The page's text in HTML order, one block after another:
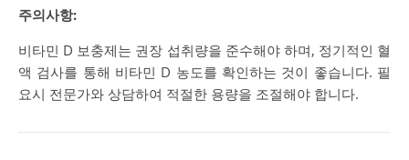
주의사항:
비타민 D 보충제는 권장 섭취량을 준수해야 하며, 정기적인 혈
액 검사를 통해 비타민 D 농도를 확인하는 것이 좋습니다. 필
요시 전문가와 상담하여 적절한 용량을 조절해야 합니다.